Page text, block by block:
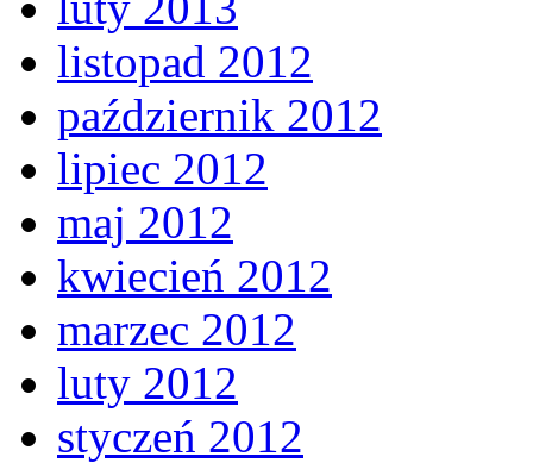
listopad 2012
październik 2012
lipiec 2012
maj 2012
kwiecień 2012
marzec 2012
luty 2012
styczeń 2012